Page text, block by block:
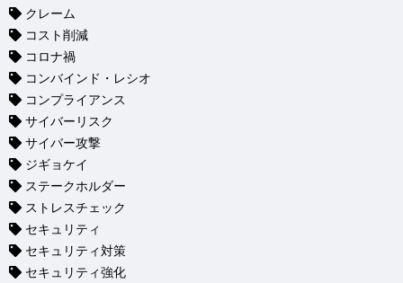
クレーム
コスト削減
コロナ禍
コンバインド・レシオ
コンプライアンス
サイバーリスク
サイバー攻撃
ジギョケイ
ステークホルダー
ストレスチェック
セキュリティ
セキュリティ対策
セキュリティ強化